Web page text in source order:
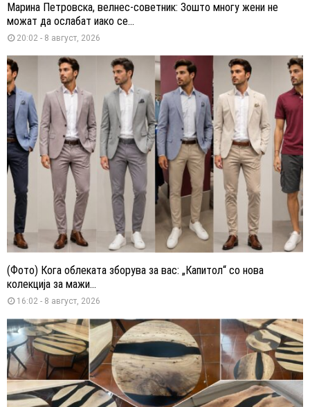
Марина Петровска, велнес-советник: Зошто многу жени не
можат да ослабат иако се...
20:02 - 8 август, 2026
(Фото) Кога облеката зборува за вас: „Капитол“ со нова
колекција за мажи...
16:02 - 8 август, 2026